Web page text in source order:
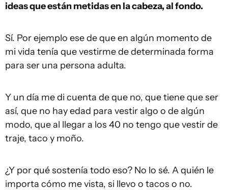
ideas que están metidas en la cabeza, al fondo.
Sí. Por ejemplo ese de que en algún momento de
mi vida tenía que vestirme de determinada forma
para ser una persona adulta.
Y un día me di cuenta de que no, que tiene que ser
así, que no hay edad para vestir algo o de algún
modo, que al llegar a los 40 no tengo que vestir de
traje, taco y moño.
¿Y por qué sostenía todo eso? No lo sé. A quién le
importa cómo me vista, si llevo o tacos o no.